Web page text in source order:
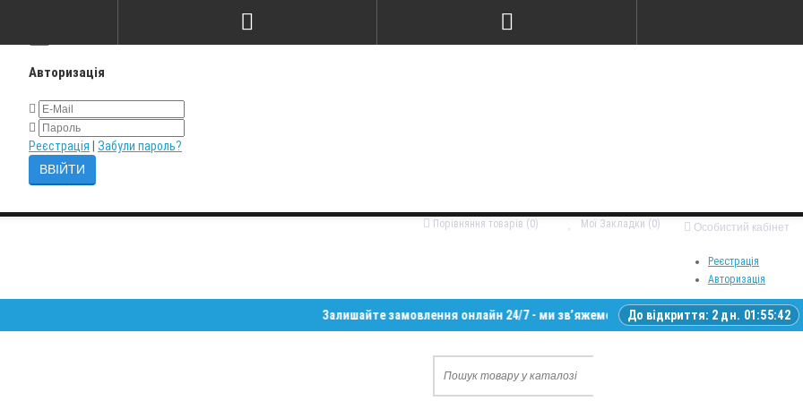
Авторизація
Реєстрація Забули пароль?
Особистий кабінет
Реєстрація
Авторизація
Мої Закладки (0)
Порівняння товарів (0)
Залишайте замовлення онлайн 24/7 - ми зв’яжемося з вами у робочий час • Доставка по
До відкриття: 2 дн. 01:55:41